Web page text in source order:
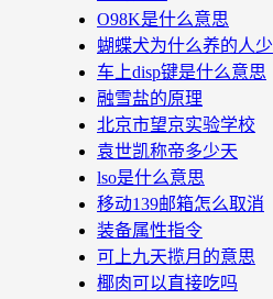
O98K是什么意思
蝴蝶犬为什么养的人少
车上disp键是什么意思
融雪盐的原理
北京市望京实验学校
袁世凯称帝多少天
lso是什么意思
移动139邮箱怎么取消
装备属性指令
可上九天揽月的意思
椰肉可以直接吃吗